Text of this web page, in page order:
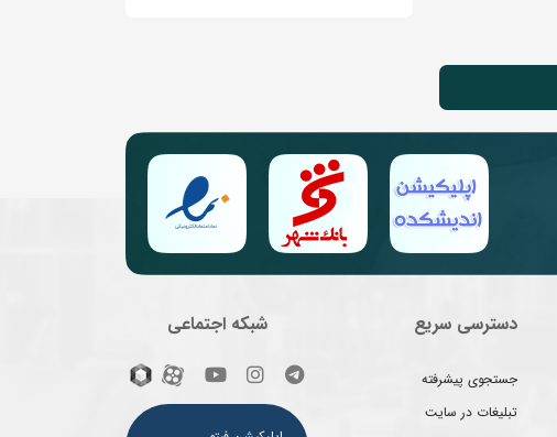
دسترسی سریع
جستجوی پیشرفته
تبلیغات در سایت
شبکه اجتماعی